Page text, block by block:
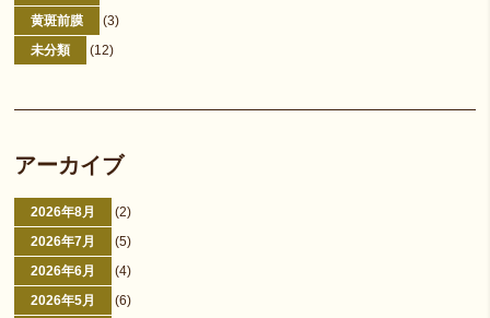
黄斑前膜
(3)
未分類
(12)
アーカイブ
2026年8月
(2)
2026年7月
(5)
2026年6月
(4)
2026年5月
(6)